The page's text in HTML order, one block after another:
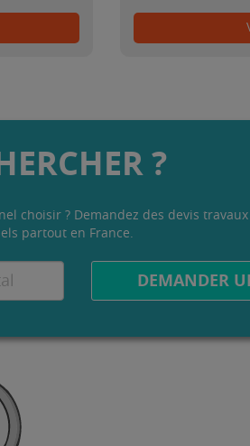
?
choisir ? Demandez des devis travaux
partout en France.
DEMANDER